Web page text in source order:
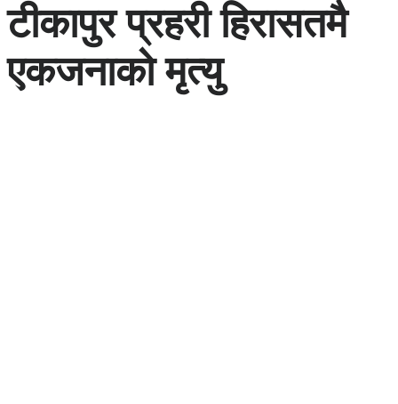
टीकापुर प्रहरी हिरासतमै
एकजनाको मृत्यु